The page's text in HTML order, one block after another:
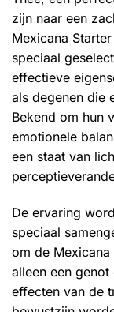
zijn naar een
Mexicana
speciaal
effectieve
als degenen die
Bekend om hun
emotionele
een staat van
De ervaring
speciaal
om de
alleen een
effecten van de